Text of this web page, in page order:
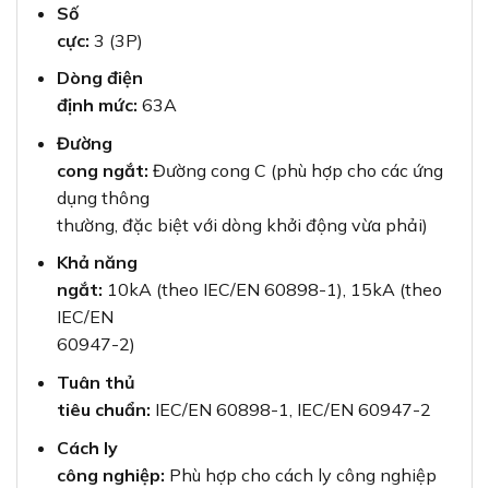
Số
cực: 3 (3P)
Dòng điện
định mức: 63A
Đường
cong ngắt: Đường cong C (phù hợp cho các ứng
dụng thông
thường, đặc biệt với dòng khởi động vừa phải)
Khả năng
ngắt: 10kA (theo IEC/EN 60898-1), 15kA (theo
IEC/EN
60947-2)
Tuân thủ
tiêu chuẩn: IEC/EN 60898-1, IEC/EN 60947-2
Cách ly
công nghiệp: Phù hợp cho cách ly công nghiệp